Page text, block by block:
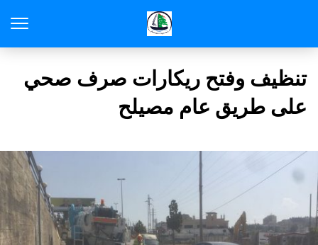
تنظيف وفتح ريكارات صرف صحي
على طريق عام مصيلح